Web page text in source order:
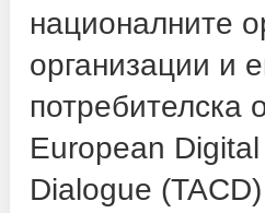
националните
организации и
потребителска
European
Dialogue